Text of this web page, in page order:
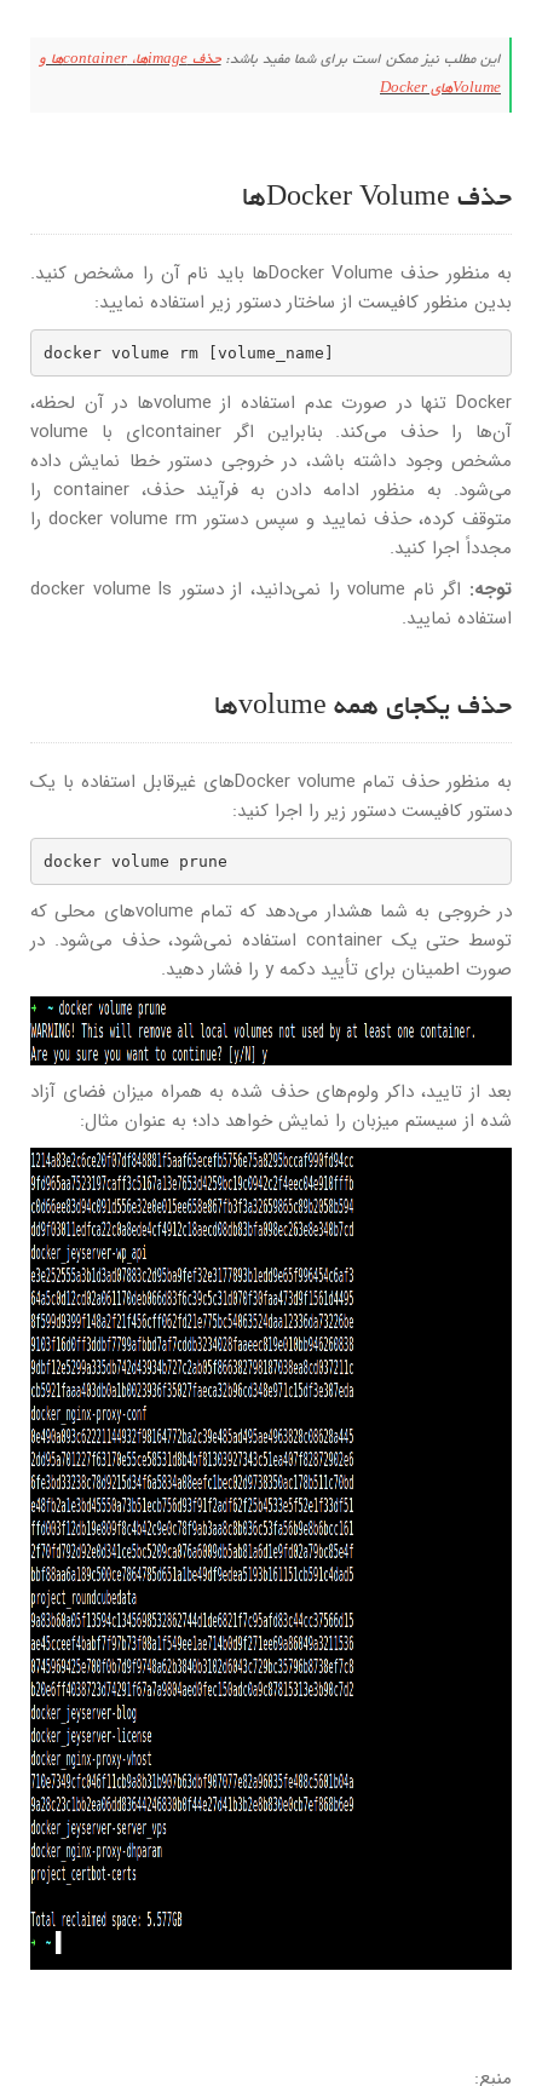
این مطلب نیز ممکن است برای شما مفید باشد:
حذف imageها، containerها و
Volumeهای Docker
حذف Docker Volumeها
به منظور حذف Docker Volumeها باید نام آن را مشخص کنید.
بدین منظور کافیست از ساختار دستور زیر استفاده نمایید:
docker volume rm [volume_name]
Docker تنها در صورت عدم استفاده از volumeها در آن لحظه،
آن‌ها را حذف می‌کند. بنابراین اگر containerای با volume
مشخص وجود داشته باشد، در خروجی دستور خطا نمایش داده
می‌شود. به منظور ادامه دادن به فرآیند حذف، container را
متوقف کرده، حذف نمایید و سپس دستور docker volume rm را
مجدداً اجرا کنید.
توجه:
اگر نام volume را نمی‌دانید، از دستور docker volume ls
استفاده نمایید.
حذف یکجای همه volumeها
به منظور حذف تمام Docker volumeهای غیرقابل استفاده با یک
دستور کافیست دستور زیر را اجرا کنید:
docker volume prune
در خروجی به شما هشدار می‌دهد که تمام volumeهای محلی که
توسط حتی یک container استفاده نمی‌شود، حذف می‌شود. در
صورت اطمینان برای تأیید دکمه y را فشار دهید.
بعد از تایید، داکر ولوم‌های حذف شده به همراه میزان فضای آزاد
شده از سیستم میزبان را نمایش خواهد داد؛ به عنوان مثال:
منبع: